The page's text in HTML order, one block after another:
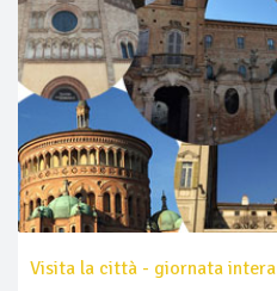
Visita la città - giornata intera